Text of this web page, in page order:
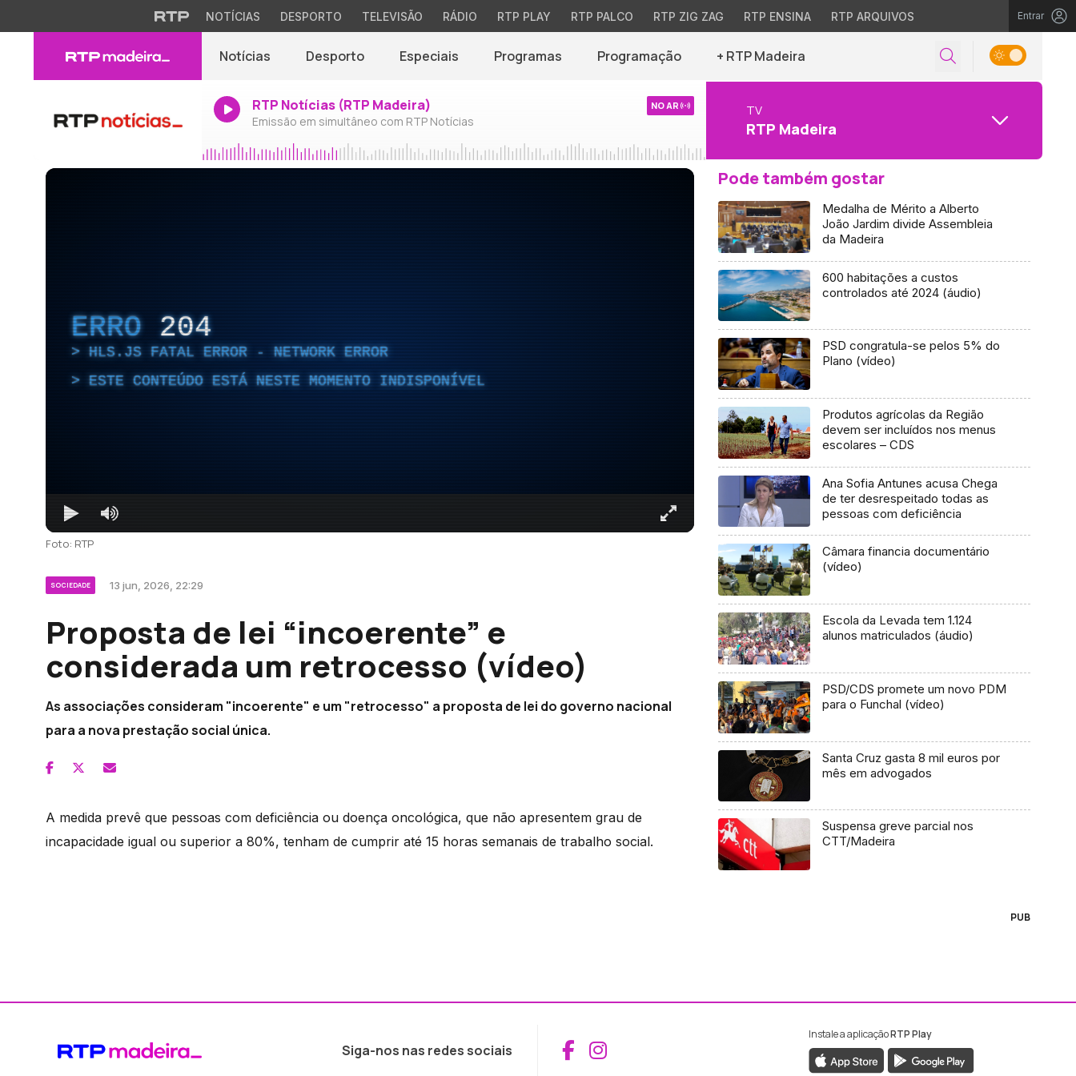
NOTÍCIAS DESPORTO TELEVISÃO RÁDIO RTP PLAY RTP PALCO RTP ZIG ZAG RTP ENSINA RTP ARQUIVOS Entrar
Notícias Desporto Especiais Programas Programação + RTP Madeira
RTP Notícias (RTP Madeira)
Emissão em simultâneo com RTP Notícias
NO AR TV
RTP Madeira
ERRO 204
HLS.JS FATAL ERROR - NETWORK ERROR
ESTE CONTEÚDO ESTÁ NESTE MOMENTO INDISPONÍVEL
Foto: RTP
SOCIEDADE 13 jun, 2026, 22:29
Proposta de lei “incoerente” e
considerada um retrocesso (vídeo)
As associações consideram "incoerente" e um "retrocesso" a proposta de lei do governo nacional
para a nova prestação social única.
A medida prevê que pessoas com deficiência ou doença oncológica, que não apresentem grau de
incapacidade igual ou superior a 80%, tenham de cumprir até 15 horas semanais de trabalho social.
Pode também gostar
Medalha de Mérito a Alberto
João Jardim divide Assembleia
da Madeira
600 habitações a custos
controlados até 2024 (áudio)
PSD congratula-se pelos 5% do
Plano (vídeo)
Produtos agrícolas da Região
devem ser incluídos nos menus
escolares – CDS
Ana Sofia Antunes acusa Chega
de ter desrespeitado todas as
pessoas com deficiência
Câmara financia documentário
(vídeo)
Escola da Levada tem 1.124
alunos matriculados (áudio)
PSD/CDS promete um novo PDM
para o Funchal (vídeo)
Santa Cruz gasta 8 mil euros por
mês em advogados
Suspensa greve parcial nos
CTT/Madeira
PUB
Siga-nos nas redes sociais Aceder ao Facebook da RTP Madeira
Aceder ao Instagram da RTP Madeira
Instale a aplicaçãoRTP Play